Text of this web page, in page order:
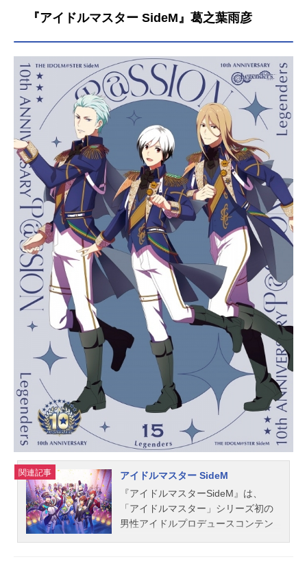
『アイドルマスター SideM』葛之葉雨彦
関連記事
アイドルマスター SideM
『アイドルマスターSideM』は、
「アイドルマスター」シリーズ初の
男性アイドルプロデュースコンテン